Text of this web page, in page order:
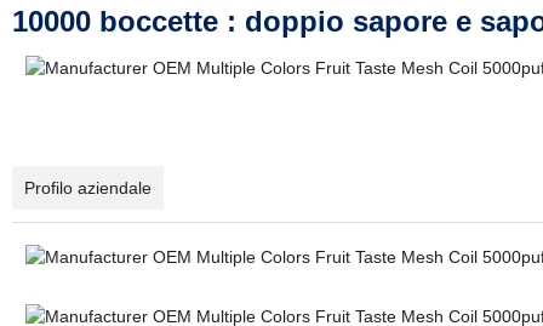
10000 boccette : doppio sapore e
Profilo aziendale